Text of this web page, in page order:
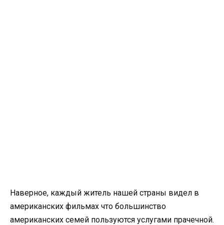
Наверное, каждый житель нашей страны видел в
американских фильмах что большинство
американских семей пользуются услугами прачечной.